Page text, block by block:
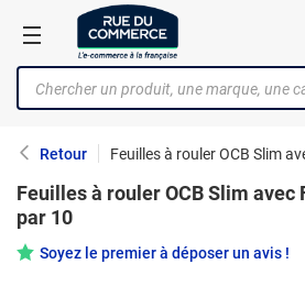
Retour Feuilles à rouler OCB Slim
Feuilles à rouler OCB Slim
par 10
Soyez le premier à déposer un avis !